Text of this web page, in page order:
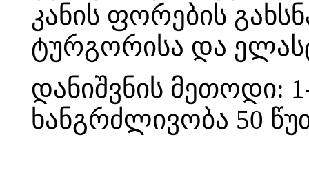
კანის ფორების
ტურგორისა და
დანიშვნის მეთოდი:
ხანგრძლივობა 50